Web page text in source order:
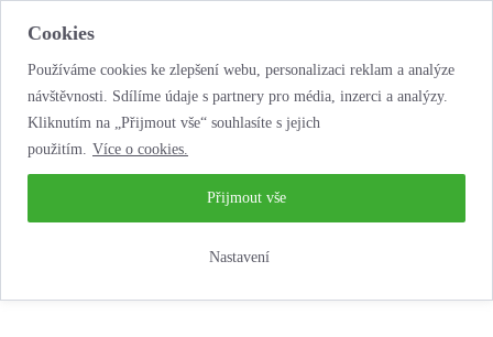
Cookies
Používáme cookies ke zlepšení webu, personalizaci reklam a analýze
návštěvnosti. Sdílíme údaje s partnery pro média, inzerci a analýzy.
Kliknutím na „Přijmout vše“ souhlasíte s jejich
použitím. Více o cookies.
Nastavení
Přijmout vše
...neobyčejná jízda životem!